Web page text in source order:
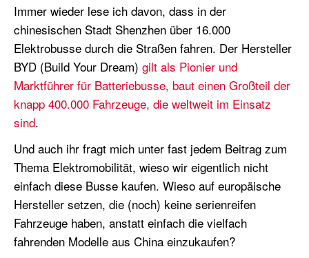
Immer wieder lese ich davon, dass in der
chinesischen Stadt Shenzhen über 16.000
Elektrobusse durch die Straßen fahren. Der Hersteller
BYD (Build Your Dream) gilt als Pionier und
Marktführer für Batteriebusse, baut einen Großteil der
knapp 400.000 Fahrzeuge, die weltweit im Einsatz
sind.
Und auch ihr fragt mich unter fast jedem Beitrag zum
Thema Elektromobilität, wieso wir eigentlich nicht
einfach diese Busse kaufen. Wieso auf europäische
Hersteller setzen, die (noch) keine serienreifen
Fahrzeuge haben, anstatt einfach die vielfach
fahrenden Modelle aus China einzukaufen?